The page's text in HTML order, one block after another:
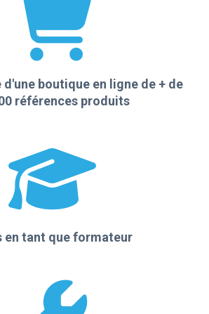
d'une boutique en ligne de + de
références produits
en tant que formateur